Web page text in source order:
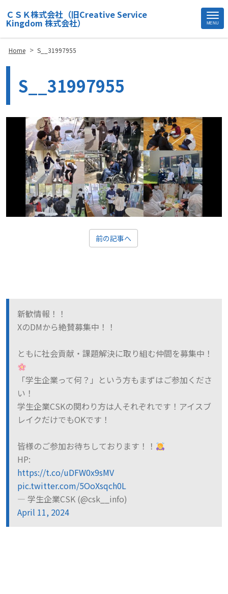
ＣＳＫ株式会社（旧Creative Service
Kingdom 株式会社） MENU
Home > S__31997955
S__31997955
前の記事へ
新歓情報！！
XのDMから絶賛募集中！！
ともに社会貢献・課題解決に取り組む仲間を募集中！
「学生企業って何？」という方もまずはご参加くださ
い！
学生企業CSKの関わり方は人それぞれです！アイスブ
レイクだけでもOKです！
皆様のご参加お待ちしております！！
HP:
https://t.co/uDFW0x9sMV
pic.twitter.com/5OoXsqch0L
— 学生企業CSK (@csk__info)
April 11, 2024
Site
Footer